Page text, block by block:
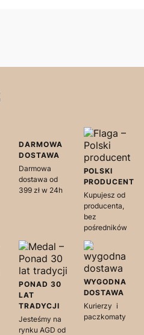
DARMOWA
DOSTAWA
Darmowa
dostawa od
399 zł w 24h
POLSKI
PRODUCENT
Kupujesz od
producenta,
bez
pośredników
PONAD 30
LAT
TRADYCJI
Jesteśmy na
rynku AGD od
WYGODNA
DOSTAWA
Kurierzy i
paczkomaty